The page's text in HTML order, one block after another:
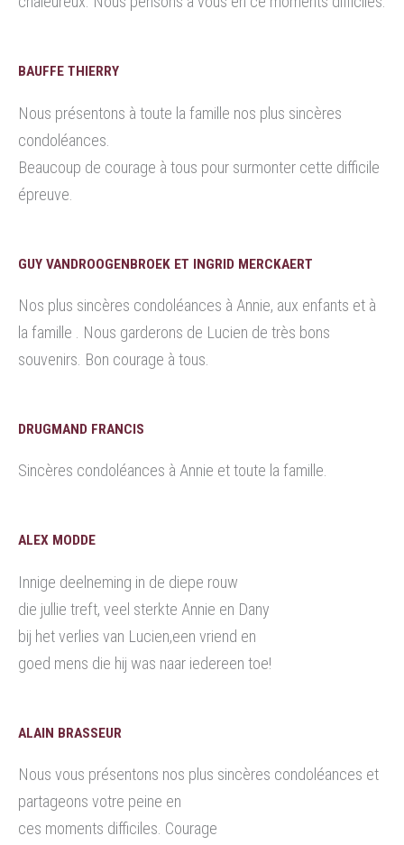
BAUFFE THIERRY
Nous présentons à toute la famille nos plus sincères
condoléances.
Beaucoup de courage à tous pour surmonter cette difficile
épreuve.
GUY VANDROOGENBROEK ET INGRID MERCKAERT
Nos plus sincères condoléances à Annie, aux enfants et à
la famille . Nous garderons de Lucien de très bons
souvenirs. Bon courage à tous.
DRUGMAND FRANCIS
Sincères condoléances à Annie et toute la famille.
ALEX MODDE
Innige deelneming in de diepe rouw
die jullie treft, veel sterkte Annie en Dany
bij het verlies van Lucien,een vriend en
goed mens die hij was naar iedereen toe!
ALAIN BRASSEUR
Nous vous présentons nos plus sincères condoléances et
partageons votre peine en
ces moments difficiles. Courage